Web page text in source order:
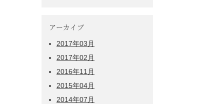
アーカイブ
2017年03月
2017年02月
2016年11月
2015年04月
2014年07月